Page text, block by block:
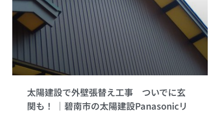
太陽建設で外壁張替え工事 ついでに玄
関も！